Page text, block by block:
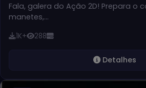
Fala, galera do Ação 2D! Prepara o
manetes,…
1K+ 288
Detalhes